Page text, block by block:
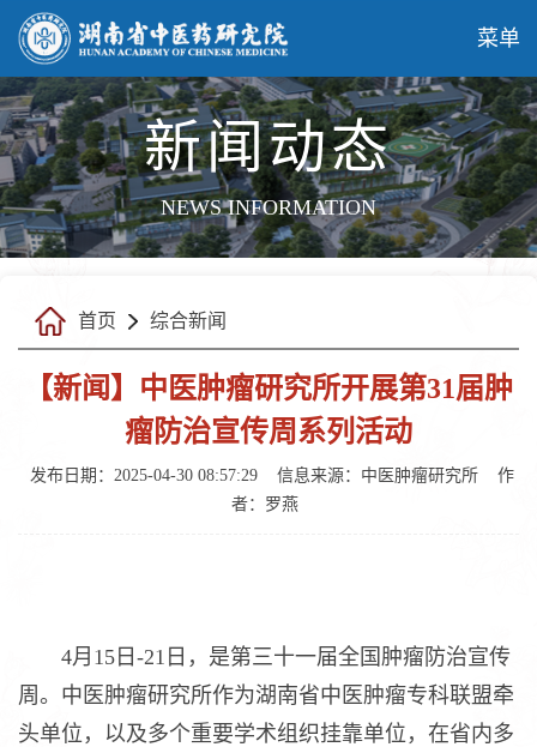
菜单
新闻动态
NEWS INFORMATION
首页 综合新闻
【新闻】中医肿瘤研究所开展第31届肿
瘤防治宣传周系列活动
发布日期：2025-04-30 08:57:29 信息来源：中医肿瘤研究所
作
者：罗燕
4月15日-21日，是第三十一届全国肿瘤防治宣传
周。中医肿瘤研究所作为湖南省中医肿瘤专科联盟牵
头单位，以及多个重要学术组织挂靠单位，在省内多